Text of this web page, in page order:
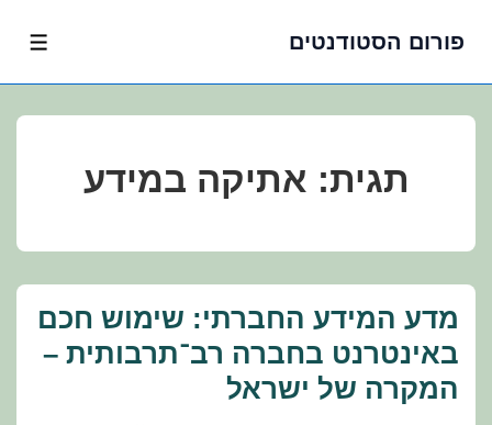
פורום הסטודנטים
תגית: אתיקה במידע
מדע המידע החברתי: שימוש חכם
באינטרנט בחברה רב־תרבותית –
המקרה של ישראל